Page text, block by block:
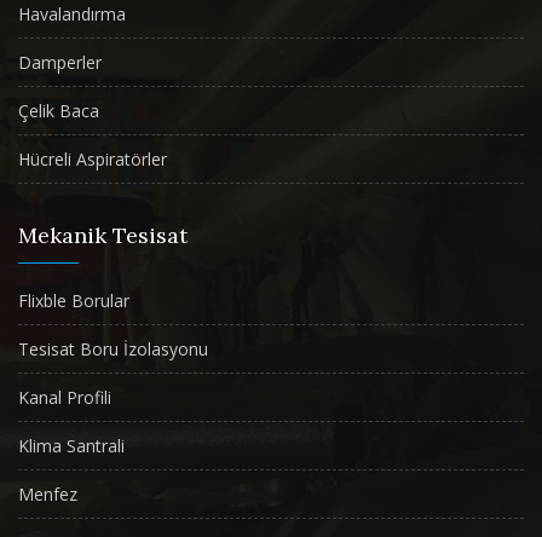
Havalandırma
Damperler
Çelik Baca
Hücreli Aspiratörler
Mekanik Tesisat
Flixble Borular
Tesisat Boru İzolasyonu
Kanal Profili
Klima Santrali
Menfez